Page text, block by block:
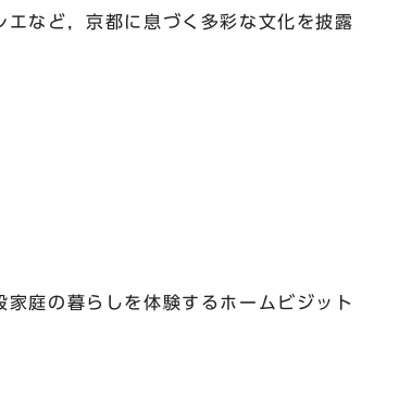
など，京都に息づく多彩な文化を披露
庭の暮らしを体験するホームビジット